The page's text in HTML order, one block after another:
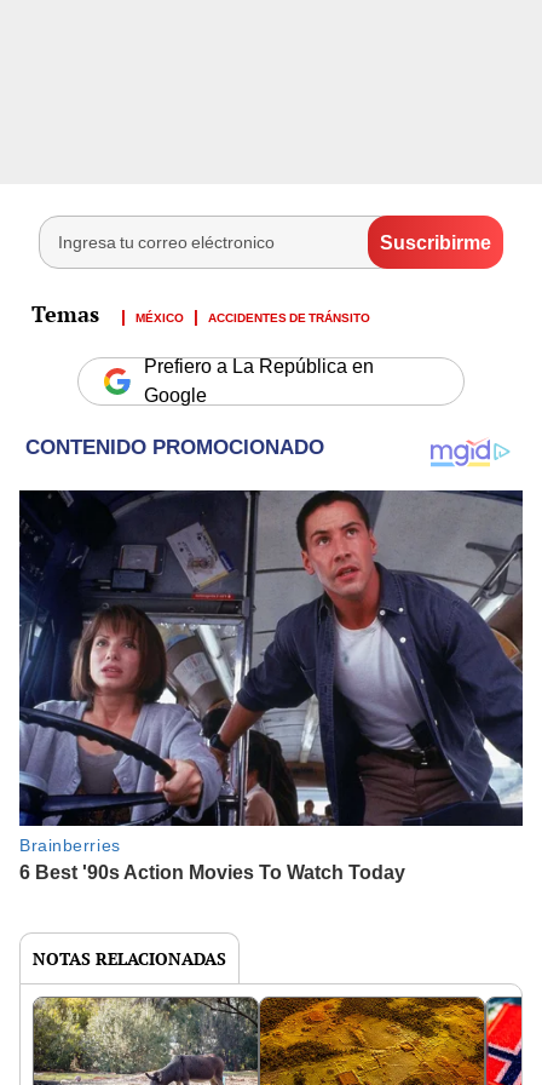
MÉXICO ACCIDENTES DE TRÁNSITO
Prefiero a La República en
Google
NOTAS RELACIONADAS